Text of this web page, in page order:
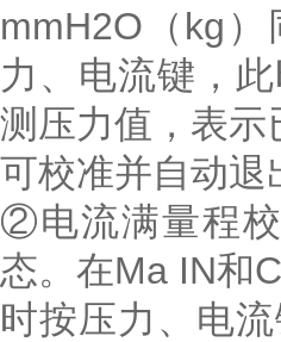
mmH2O（kg
力、电流键，
测压力值，表
可校准并自动退
②电流满量程
态。在Ma IN和
时按压力、电